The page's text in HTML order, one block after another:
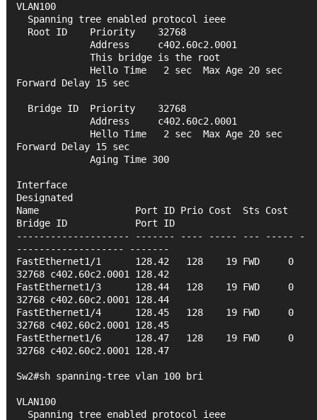
VLAN100
Spanning tree enabled protocol ieee
Root ID    Priority    32768
Address     c402.60c2.0001
This bridge is the root
Hello Time   2 sec  Max Age 20 sec
Forward Delay 15 sec
Bridge ID  Priority    32768
Address     c402.60c2.0001
Hello Time   2 sec  Max Age 20 sec
Forward Delay 15 sec
Aging Time 300
Interface
Designated
Name                 Port ID Prio Cost  Sts Cost
Bridge ID            Port ID
-------------------- ------- ---- ----- --- ----- -
------------------- -------
FastEthernet1/1      128.42   128    19 FWD     0
32768 c402.60c2.0001 128.42
FastEthernet1/3      128.44   128    19 FWD     0
32768 c402.60c2.0001 128.44
FastEthernet1/4      128.45   128    19 FWD     0
32768 c402.60c2.0001 128.45
FastEthernet1/6      128.47   128    19 FWD     0
32768 c402.60c2.0001 128.47
Sw2#sh spanning-tree vlan 100 bri
VLAN100
Spanning tree enabled protocol ieee